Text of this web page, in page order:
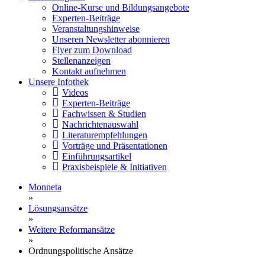
Online-Kurse und Bildungsangebote
Experten-Beiträge
Veranstaltungshinweise
Unseren Newsletter abonnieren
Flyer zum Download
Stellenanzeigen
Kontakt aufnehmen
Unsere Infothek
Videos
Experten-Beiträge
Fachwissen & Studien
Nachrichtenauswahl
Literaturempfehlungen
Vorträge und Präsentationen
Einführungsartikel
Praxisbeispiele & Initiativen
Monneta
»
Lösungsansätze
»
Weitere Reformansätze
»
Ordnungspolitische Ansätze